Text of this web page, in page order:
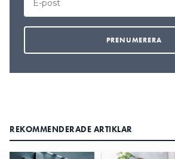
REKOMMENDERADE ARTIKLAR